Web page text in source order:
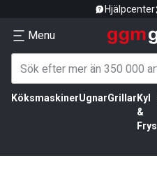
Hjälpcenter
Menu
KöksmaskinerUgnarGrillar Kyl
&
Frys